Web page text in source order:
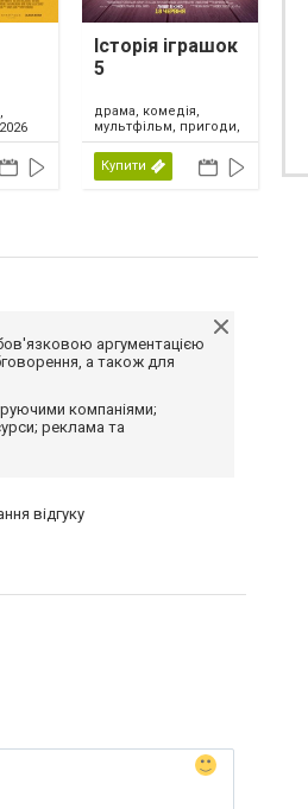
Історія іграшок
5
драма, комедія,
мультфільм, пригоди,
сімейний, фентезі,
США, 2026
Купити
аргументацією
а також для
компаніями;
реклама та
відгуку